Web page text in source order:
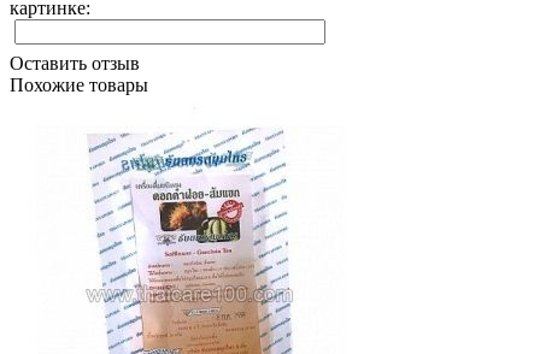
картинке:
Оставить отзыв
Похожие товары